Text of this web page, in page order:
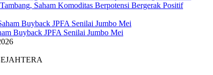
Saham Komoditas Berpotensi Bergerak Positif
Buyback JPFA Senilai Jumbo Mei